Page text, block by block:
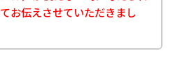
お伝えさせていただきまし